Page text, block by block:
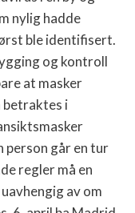
nylig hadde
ble identifisert.
og kontroll
at masker
betraktes i
person går en tur
regler må en
av om